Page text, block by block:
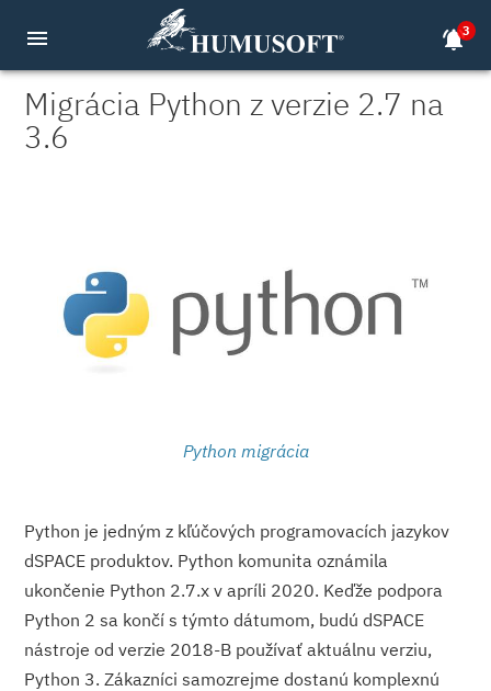
menu notifications_active3
Migrácia Python z verzie 2.7 na
3.6
Python migrácia
Python je jedným z kľúčových programovacích jazykov
dSPACE produktov. Python komunita oznámila
ukončenie Python 2.7.x v apríli 2020. Keďže podpora
Python 2 sa končí s týmto dátumom, budú dSPACE
nástroje od verzie 2018-B používať aktuálnu verziu,
Python 3. Zákazníci samozrejme dostanú komplexnú